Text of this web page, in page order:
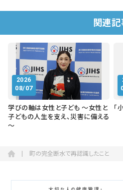
関連記
2026
08/07
学びの軸は女性と子ども ～女性と
子どもの人生を支え、災害に備える
～
「
町の完全断水で再認識したこと